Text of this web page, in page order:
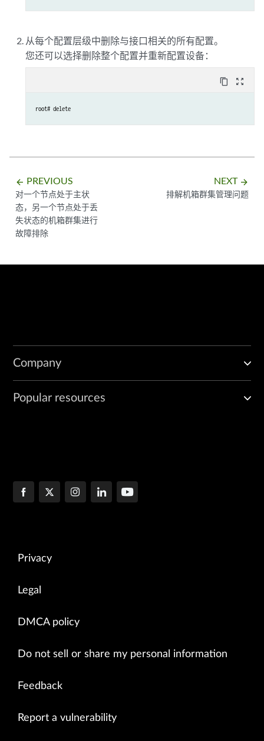
从每个配置层级中删除与接口相关的所有配置。
您还可以选择删除整个配置并重新配置设备：
content_copy zoom_out_map
root# delete
arrow_backward PREVIOUS
对一个节点处于主状
态，另一个节点处于丢
失状态的机箱群集进行
故障排除
NEXT arrow_forward
排解机箱群集管理问题
Company
Popular resources
Privacy
Legal
DMCA policy
Do not sell or share my personal information
Feedback
Report a vulnerability